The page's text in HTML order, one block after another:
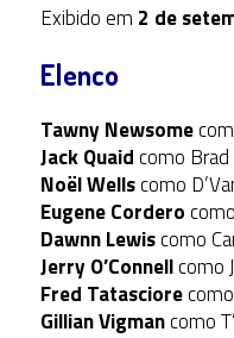
Exibido em 2 de
Elenco
Tawny Newsome
Jack Quaidcomo
Noël Wellscomo
Eugene Cordero
Dawnn Lewiscomo
Jerry O’Connellcomo
Fred Tatasciore
Gillian Vigmancomo